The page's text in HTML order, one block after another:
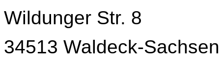
Wildunger Str. 8
34513 Waldeck-